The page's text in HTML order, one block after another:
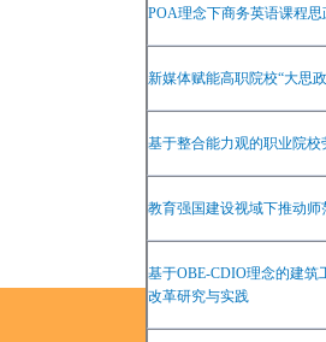
POA理念下商务英语课程
新媒体赋能高职院校“大思政
基于整合能力观的职业院
教育强国建设视域下推动
基于OBE-CDIO理念的建筑
改革研究与实践
版权所有：《